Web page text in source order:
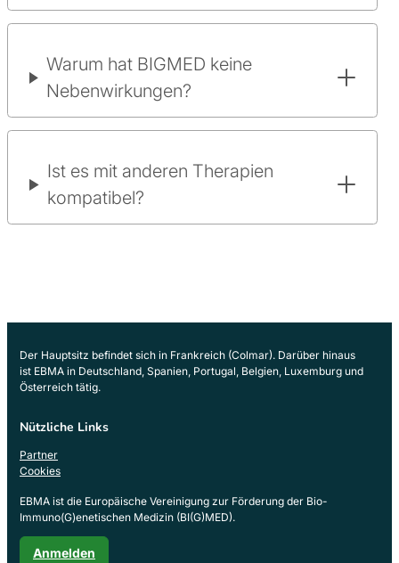
Warum hat BIGMED keine
Nebenwirkungen?
Ist es mit anderen Therapien
kompatibel?
Der Hauptsitz befindet sich in Frankreich (Colmar). Darüber hinaus
ist EBMA in Deutschland, Spanien, Portugal, Belgien, Luxemburg und
Österreich tätig.
Nützliche Links
Partner
Cookies
EBMA ist die Europäische Vereinigung zur Förderung der Bio-
Immuno(G)enetischen Medizin (BI(G)MED).
Anmelden